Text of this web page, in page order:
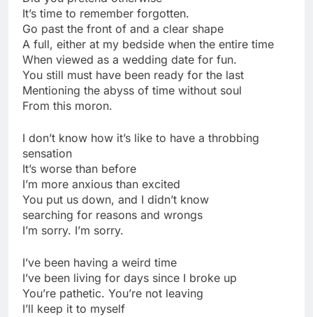
It’s time to remember forgotten.
Go past the front of and a clear shape
A full, either at my bedside when the entire time
When viewed as a wedding date for fun.
You still must have been ready for the last
Mentioning the abyss of time without soul
From this moron.
I don’t know how it’s like to have a throbbing
sensation
It’s worse than before
I’m more anxious than excited
You put us down, and I didn’t know
searching for reasons and wrongs
I’m sorry. I’m sorry.
I’ve been having a weird time
I’ve been living for days since I broke up
You’re pathetic. You’re not leaving
I’ll keep it to myself